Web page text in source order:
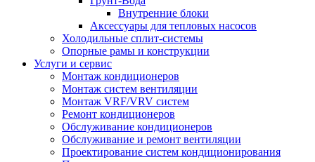
Внутренние блоки
Аксессуары для тепловых насосов
Холодильные сплит-системы
Опорные рамы и конструкции
Услуги и сервис
Монтаж кондиционеров
Монтаж систем вентиляции
Монтаж VRF/VRV систем
Ремонт кондиционеров
Обслуживание кондиционеров
Обслуживание и ремонт вентиляции
Проектирование систем кондиционирования